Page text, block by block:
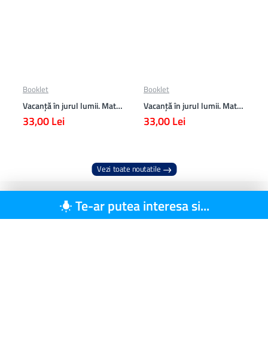
Booklet
Vacanță în jurul lumii. Matematică clasa a VII-a – EDIȚIA 2026
33,00 Lei
Booklet
Vacanță în jurul lumii. Matematică clasa a VI-a – EDIȚIA 2026
33,00 Lei
Vezi toate noutatile
Te-ar putea interesa si...